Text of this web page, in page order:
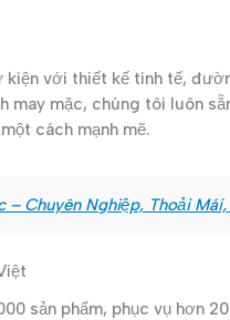
với thiết kế tinh tế,
may mặc, chúng tôi luôn
cách mạnh mẽ.
– Chuyên Nghiệp, Thoải
sản phẩm, phục vụ hơn